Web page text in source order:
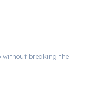
without breaking the